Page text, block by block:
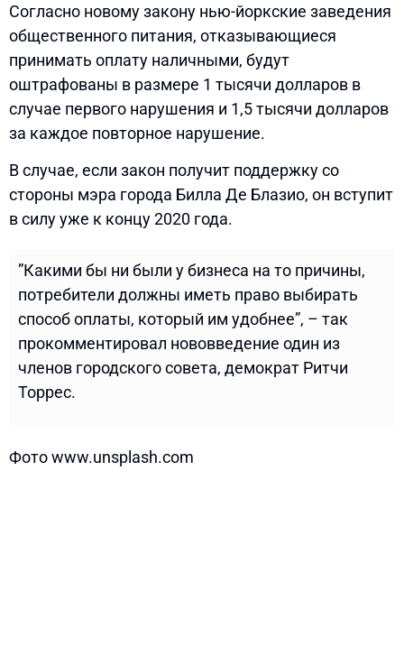
Согласно новому закону нью-йоркские заведения
общественного питания, отказывающиеся
принимать оплату наличными, будут
оштрафованы в размере 1 тысячи долларов в
случае первого нарушения и 1,5 тысячи долларов
за каждое повторное нарушение.
В случае, если закон получит поддержку со
стороны мэра города Билла Де Блазио, он вступит
в силу уже к концу 2020 года.
”Какими бы ни были у бизнеса на то причины,
потребители должны иметь право выбирать
способ оплаты, который им удобнее”, – так
прокомментировал нововведение один из
членов городского совета, демократ Ритчи
Торрес.
Фото www.unsplash.com